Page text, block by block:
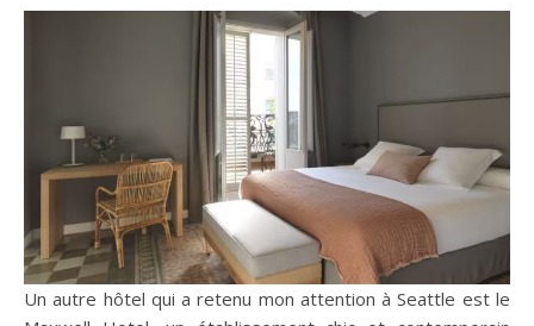
Un autre hôtel qui a retenu mon attention à Seattle est le